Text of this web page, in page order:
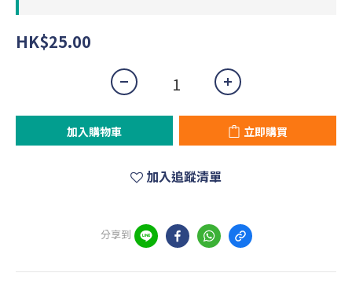
HK$25.00
加入購物車 立即購買
加入追蹤清單
分享到